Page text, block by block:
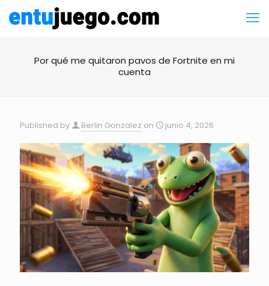
Por qué me quitaron pavos de Fortnite en mi
cuenta
Published by Berlin Gonzalez on junio 4, 2026